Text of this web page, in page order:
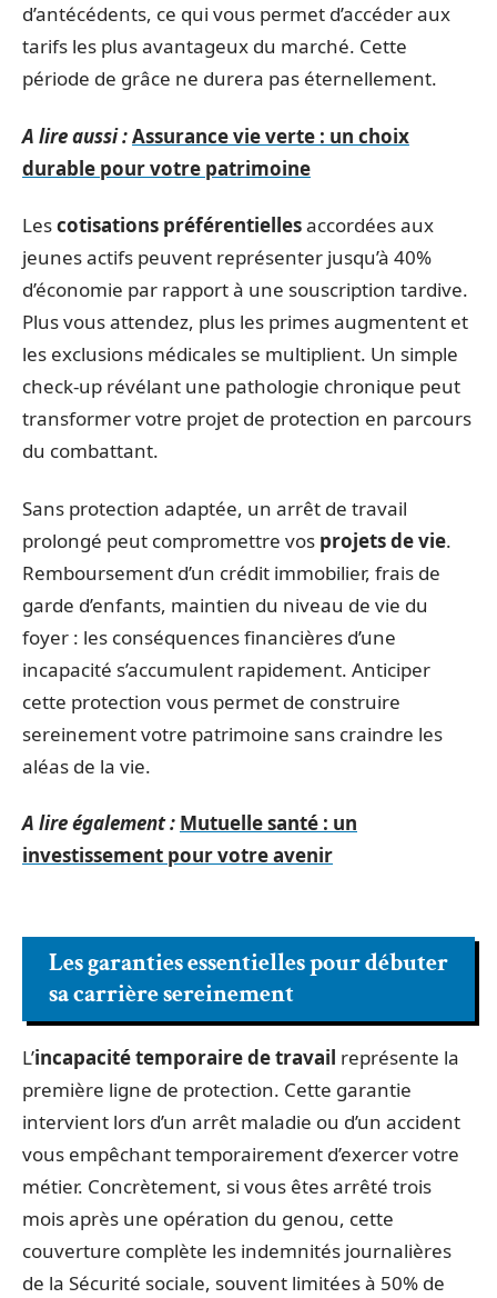
d’antécédents, ce qui vous permet d’accéder aux
tarifs les plus avantageux du marché. Cette
période de grâce ne durera pas éternellement.
A lire aussi :Assurance vie verte : un choix
durable pour votre patrimoine
Lescotisations préférentiellesaccordées aux
jeunes actifs peuvent représenter jusqu’à 40%
d’économie par rapport à une souscription tardive.
Plus vous attendez, plus les primes augmentent et
les exclusions médicales se multiplient. Un simple
check-up révélant une pathologie chronique peut
transformer votre projet de protection en parcours
du combattant.
Sans protection adaptée, un arrêt de travail
prolongé peut compromettre vos projets de vie.
Remboursement d’un crédit immobilier, frais de
garde d’enfants, maintien du niveau de vie du
foyer : les conséquences financières d’une
incapacité s’accumulent rapidement. Anticiper
cette protection vous permet de construire
sereinement votre patrimoine sans craindre les
aléas de la vie.
A lire également : Mutuelle santé : un
investissement pour votre avenir
Les garanties essentielles pour débuter
sa carrière sereinement
L’incapacité temporaire de travail représente la
première ligne de protection. Cette garantie
intervient lors d’un arrêt maladie ou d’un accident
vous empêchant temporairement d’exercer votre
métier. Concrètement, si vous êtes arrêté trois
mois après une opération du genou, cette
couverture complète les indemnités journalières
de la Sécurité sociale, souvent limitées à 50% de